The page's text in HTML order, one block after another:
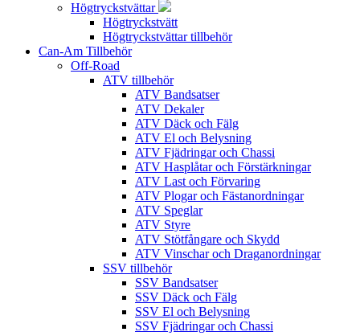
Högtryckstvättar
Högtryckstvätt
Högtryckstvättar tillbehör
Can-Am Tillbehör
Off-Road
ATV tillbehör
ATV Bandsatser
ATV Dekaler
ATV Däck och Fälg
ATV El och Belysning
ATV Fjädringar och Chassi
ATV Hasplåtar och Förstärkningar
ATV Last och Förvaring
ATV Plogar och Fästanordningar
ATV Speglar
ATV Styre
ATV Stötfångare och Skydd
ATV Vinschar och Draganordningar
SSV tillbehör
SSV Bandsatser
SSV Däck och Fälg
SSV El och Belysning
SSV Fjädringar och Chassi